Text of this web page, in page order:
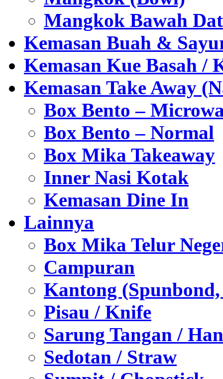
Mangkok Bawah
Kemasan Buah &
Kemasan Kue Basah /
Kemasan Take Away
Box Bento –
Box Bento – Normal
Box Mika Takeaway
Inner Nasi Kotak
Kemasan Dine In
Lainnya
Box Mika Telur
Campuran
Kantong
Pisau / Knife
Sarung Tangan /
Sedotan / Straw